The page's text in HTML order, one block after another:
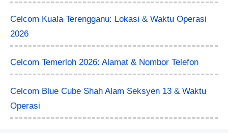
Celcom Kuala Terengganu: Lokasi & Waktu Operasi
2026
Celcom Temerloh 2026: Alamat & Nombor Telefon
Celcom Blue Cube Shah Alam Seksyen 13 & Waktu
Operasi